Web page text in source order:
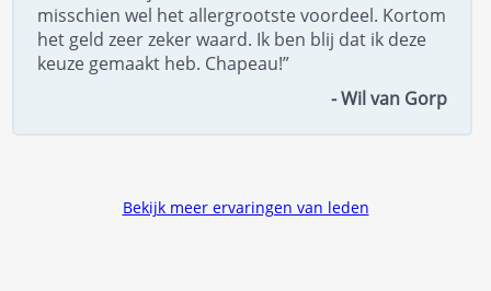
misschien wel het allergrootste voordeel. Kortom
het geld zeer zeker waard. Ik ben blij dat ik deze
keuze gemaakt heb. Chapeau!”
- Wil van Gorp
Bekijk meer ervaringen van leden